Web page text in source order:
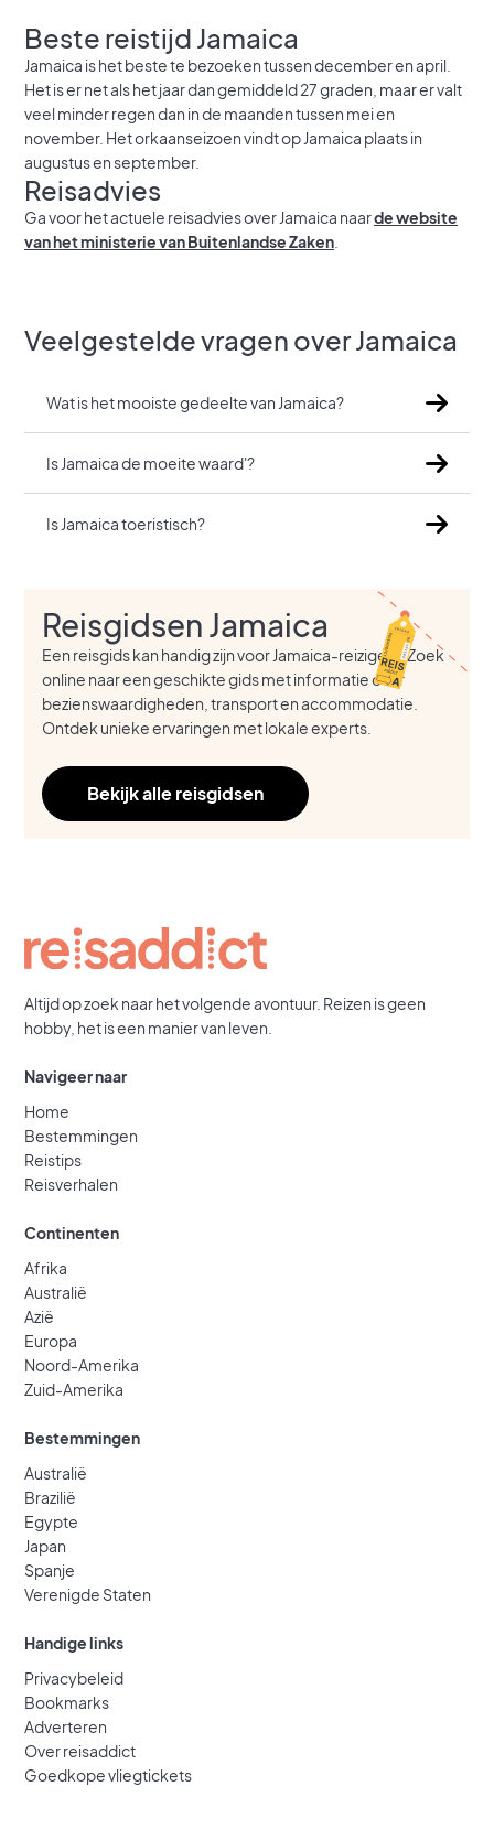
Beste reistijd Jamaica
Jamaica is het beste te bezoeken tussen december en april.
Het is er net als het jaar dan gemiddeld 27 graden, maar er valt
veel minder regen dan in de maanden tussen mei en
november. Het orkaanseizoen vindt op Jamaica plaats in
augustus en september.
Reisadvies
Ga voor het actuele reisadvies over Jamaica naarde website
van het ministerie van Buitenlandse Zaken
Veelgestelde vragen over Jamaica
Wat is het mooiste gedeelte van Jamaica?
Is Jamaica de moeite waard'?
Is Jamaica toeristisch?
Reisgidsen Jamaica
Een reisgids kan handig zijn voor Jamaica-reizigers. Zoek
online naar een geschikte gids met informatie over
bezienswaardigheden, transport en accommodatie.
Ontdek unieke ervaringen met lokale experts.
Bekijk alle reisgidsen
Altijd op zoek naar het volgende avontuur. Reizen is geen
hobby, het is een manier van leven.
Navigeer naar
Home
Bestemmingen
Reistips
Reisverhalen
Continenten
Afrika
Australië
Azië
Europa
Noord-Amerika
Zuid-Amerika
Bestemmingen
Australië
Brazilië
Egypte
Japan
Spanje
Verenigde Staten
Handige links
Privacybeleid
Bookmarks
Adverteren
Over reisaddict
Goedkope vliegtickets